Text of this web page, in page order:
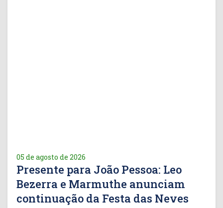
05 de agosto de 2026
Presente para João Pessoa: Leo
Bezerra e Marmuthe anunciam
continuação da Festa das Neves